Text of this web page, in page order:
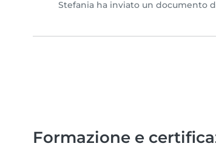
Stefania ha inviato un documento
Formazione e